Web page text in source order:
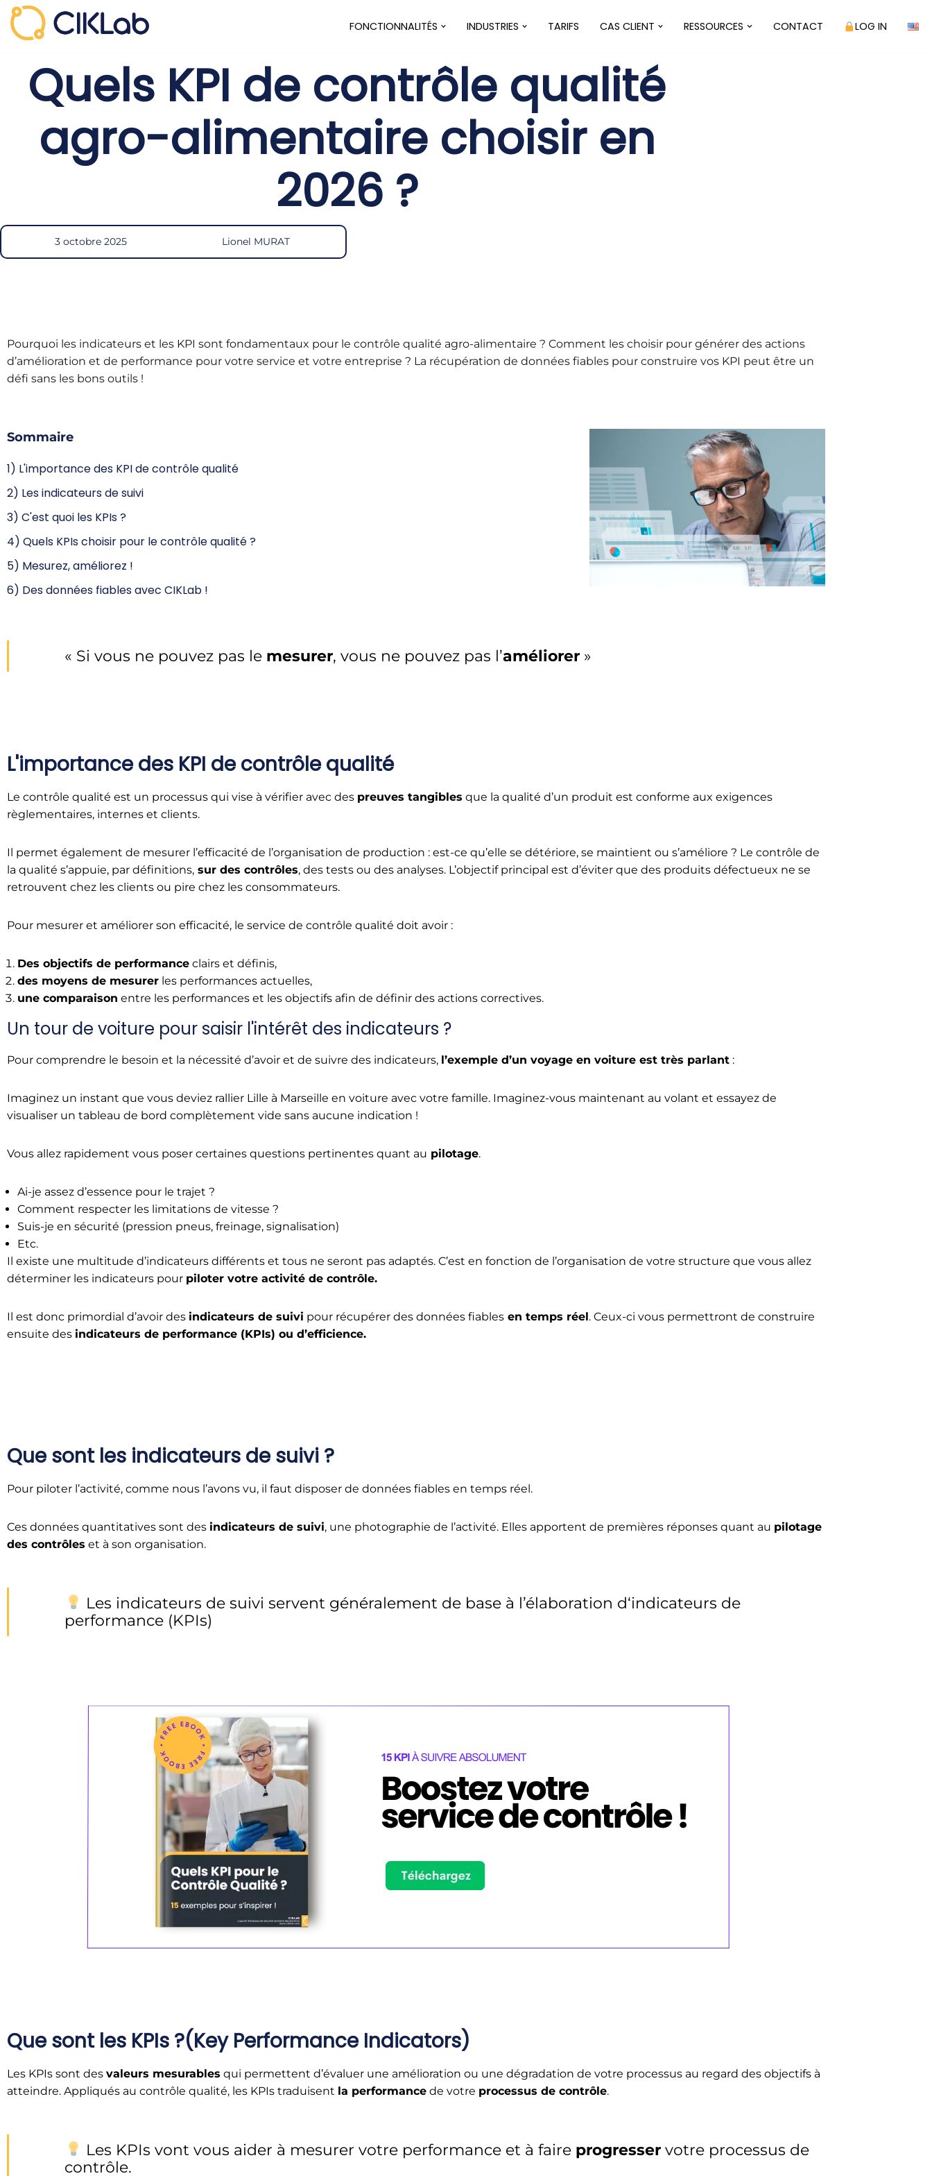
Aller
contenu
FONCTIONNALITÉS INDUSTRIES TARIFS CAS CLIENT RESSOURCES CONTACT LOG IN
Quels KPI de contrôle qualité
agro-alimentaire choisir en
2026 ?
3 octobre 2025 Lionel MURAT
Pourquoi les indicateurs et les KPI sont fondamentaux pour le contrôle qualité agro-alimentaire ? Comment les choisir pour générer des actions
d’amélioration et de performance pour votre service et votre entreprise ? La récupération de données fiables pour construire vos KPI peut être un
défi sans les bons outils !
Sommaire
1) L'importance des KPI de contrôle qualité
2) Les indicateurs de suivi
3) C'est quoi les KPIs ?
4) Quels KPIs choisir pour le contrôle qualité ?
5) Mesurez, améliorez !
6) Des données fiables avec CIKLab !
« Si vous ne pouvez pas le mesurer, vous ne pouvez pas l’améliorer »
L'importance des KPI de contrôle qualité
Le contrôle qualité est un processus qui vise à vérifier avec des preuves tangibles que la qualité d’un produit est conforme aux exigences
règlementaires, internes et clients.
Il permet également de mesurer l’efficacité de l’organisation de production : est-ce qu’elle se détériore, se maintient ou s’améliore ? Le contrôle de
la qualité s’appuie, par définitions, sur des contrôles, des tests ou des analyses. L’objectif principal est d’éviter que des produits défectueux ne se
retrouvent chez les clients ou pire chez les consommateurs.
Pour mesurer et améliorer son efficacité, le service de contrôle qualité doit avoir :
Des objectifs de performance clairs et définis,
des moyens de mesurer les performances actuelles,
une comparaison entre les performances et les objectifs afin de définir des actions correctives.
Un tour de voiture pour saisir l'intérêt des indicateurs ?
Pour comprendre le besoin et la nécessité d’avoir et de suivre des indicateurs, l’exemple d’un voyage en voiture est très parlant :
Imaginez un instant que vous deviez rallier Lille à Marseille en voiture avec votre famille. Imaginez-vous maintenant au volant et essayez de
visualiser un tableau de bord complètement vide sans aucune indication !
Vous allez rapidement vous poser certaines questions pertinentes quant au pilotage.
Ai-je assez d’essence pour le trajet ?
Comment respecter les limitations de vitesse ?
Suis-je en sécurité (pression pneus, freinage, signalisation)
Etc.
Il existe une multitude d’indicateurs différents et tous ne seront pas adaptés. C’est en fonction de l’organisation de votre structure que vous allez
déterminer les indicateurs pour piloter votre activité de contrôle.
Il est donc primordial d’avoir des indicateurs de suivi pour récupérer des données fiables en temps réel. Ceux-ci vous permettront de construire
ensuite des indicateurs de performance (KPIs) ou d’efficience.
Que sont les indicateurs de suivi ?
Pour piloter l’activité, comme nous l’avons vu, il faut disposer de données fiables en temps réel.
Ces données quantitatives sont des indicateurs de suivi, une photographie de l’activité. Elles apportent de premières réponses quant au pilotage
des contrôles et à son organisation.
Les indicateurs de suivi servent généralement de base à l’élaboration d‘indicateurs de
performance (KPIs)
Que sont les KPIs ?(Key Performance Indicators)
Les KPIs sont des valeurs mesurables qui permettent d’évaluer une amélioration ou une dégradation de votre processus au regard des objectifs à
atteindre. Appliqués au contrôle qualité, les KPIs traduisent la performance de votre processus de contrôle.
Les KPIs vont vous aider à mesurer votre performance et à faire progresser votre processus de
contrôle.